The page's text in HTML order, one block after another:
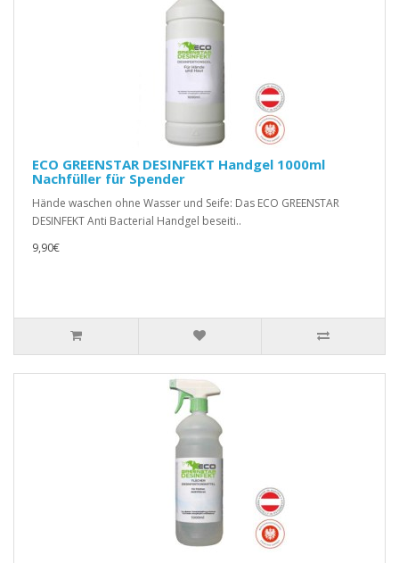
ECO GREENSTAR DESINFEKT Handgel 1000ml
Nachfüller für Spender
Hände waschen ohne Wasser und Seife: Das ECO GREENSTAR
DESINFEKT Anti Bacterial Handgel beseiti..
9,90€